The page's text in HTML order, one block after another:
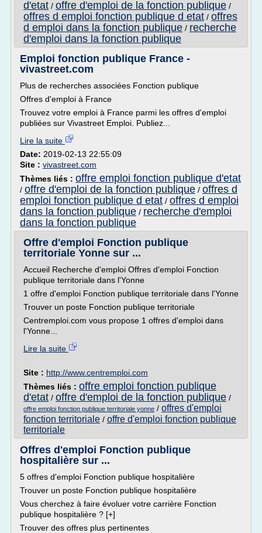
d'etat / offre d'emploi de la fonction publique /
offres d emploi fonction publique d etat / offres
d emploi dans la fonction publique / recherche
d'emploi dans la fonction publique
Emploi fonction publique France -
vivastreet.com
Plus de recherches associées Fonction publique
Offres d'emploi à France
Trouvez votre emploi à France parmi les offres d'emploi
publiées sur Vivastreet Emploi. Publiez...
Lire la suite
Date: 2019-02-13 22:55:09
Site : vivastreet.com
Thèmes liés : offre emploi fonction publique d'etat
/ offre d'emploi de la fonction publique / offres d
emploi fonction publique d etat / offres d emploi
dans la fonction publique / recherche d'emploi
dans la fonction publique
Offre d'emploi Fonction publique
territoriale Yonne sur ...
Accueil Recherche d'emploi Offres d'emploi Fonction
publique territoriale dans l'Yonne
1 offre d'emploi Fonction publique territoriale dans l'Yonne
Trouver un poste Fonction publique territoriale
Centremploi.com vous propose 1 offres d'emploi dans
l'Yonne...
Lire la suite
Site : http://www.centremploi.com
Thèmes liés : offre emploi fonction publique
d'etat / offre d'emploi de la fonction publique /
offre emploi fonction publique territoriale yonne / offres d'emploi
fonction territoriale / offre d'emploi fonction publique
territoriale
Offres d'emploi Fonction publique
hospitalière sur ...
5 offres d'emploi Fonction publique hospitalière
Trouver un poste Fonction publique hospitalière
Vous cherchez à faire évoluer votre carrière Fonction
publique hospitalière ? [+]
Trouver des offres plus pertinentes